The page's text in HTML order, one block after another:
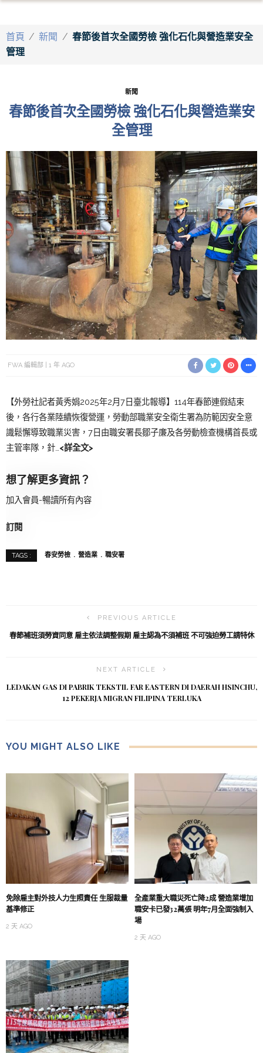
首頁 / 新聞 / 春節後首次全國勞檢 強化石化與營造業安全
管理
新聞
春節後首次全國勞檢 強化石化與營造業安
全管理
FWA 編輯部 1 年 AGO
【外勞社記者黃秀娟2025年2月7日臺北報導】114年春節連假結束
後，各行各業陸續恢復營運，勞動部職業安全衛生署為防範因安全意
識鬆懈導致職業災害，7日由職安署長鄒子廉及各勞動檢查機構首長或
主管率隊，針… <詳全文>
想了解更多資訊？
加入會員-暢讀所有內容
訂閱
TAGS : 春安勞檢 營造業 職安署
PREVIOUS ARTICLE
春節補班須勞資同意 雇主依法調整假期 雇主認為不須補班 不可強迫勞工請特休
NEXT ARTICLE
LEDAKAN GAS DI PABRIK TEKSTIL FAR EASTERN DI DAERAH HSINCHU,
12 PEKERJA MIGRAN FILIPINA TERLUKA
YOU MIGHT ALSO LIKE
免除雇主對外技人力生照責任 生服裁量
基準修正
2 天 AGO
全產業重大職災死亡降2成 營造業增加
職安卡已發32萬張 明年7月全面強制入
場
2 天 AGO